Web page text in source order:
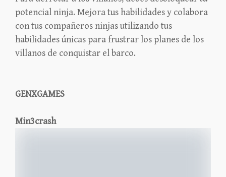
potencial ninja. Mejora tus habilidades y colabora
con tus compañeros ninjas utilizando tus
habilidades únicas para frustrar los planes de los
villanos de conquistar el barco.
GENXGAMES
Min3crash